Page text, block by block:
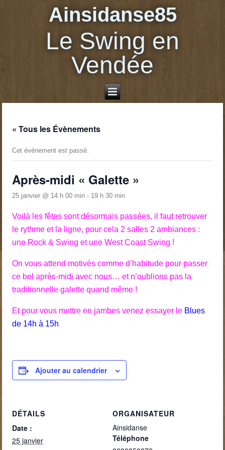
Ainsidanse85
Le Swing en
Vendée
« Tous les Évènements
Cet évènement est passé.
Après-midi « Galette »
25 janvier @ 14 h 00 min - 19 h 30 min
Voilà les fêtes sont désormais passées, il faut retrouver
le rythme et la ligne, pour cela 2 salles 2 ambiances :
une Rock & Swing et une West Coast Swing !
On vous attend motivés comme d’habitude pour passer
ce bel après-midi avec nous… etn’oublions pas la
traditionnelle galette quand même !
Et pour vous mettre en jambes venez essayer le Blues
de 14h à 15h
Ajouter au calendrier
DÉTAILS
Date :
25 janvier
ORGANISATEUR
Ainsidanse
Téléphone